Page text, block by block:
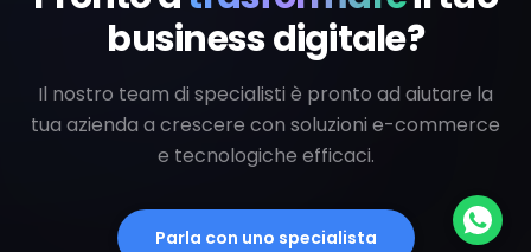
business digitale?
Il nostro team di specialisti è pronto ad aiutare la
tua azienda a crescere con soluzioni e-commerce
e tecnologiche efficaci.
Parla con uno specialista